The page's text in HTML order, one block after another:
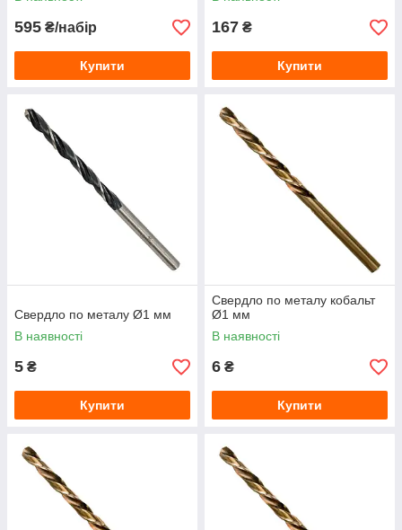
595 ₴/набір
Купити
167 ₴
Купити
Свердло по металу Ø1 мм
В наявності
5 ₴
Купити
Свердло по металу кобальт
Ø1 мм
В наявності
6 ₴
Купити